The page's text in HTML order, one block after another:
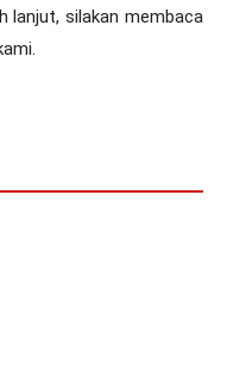
lanjut, silakan membaca